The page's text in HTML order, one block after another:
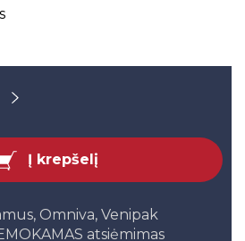
Į krepšelį
Omniva, Venipak
atsiėmimas